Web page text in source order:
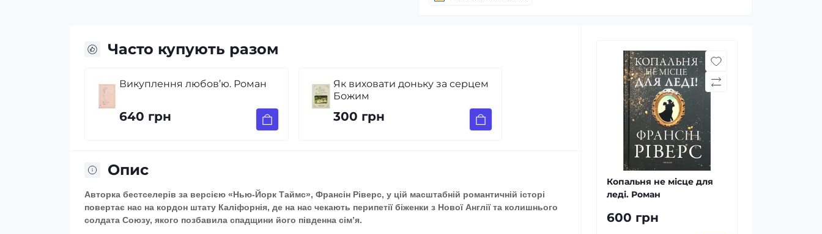
Часто купують разом
Викуплення любов’ю. Роман
640 грн
Як виховати доньку за серцем
Божим
300 грн
Опис
Авторка бестселерів за версією «Нью-Йорк Таймс», Франсін Ріверс, у цій масштабній романтичній історі
повертає нас на кордон штату Каліфорнія, де на нас чекають перипетії біженки з Нової Англії та колишнього
солдата Союзу, якого позбавила спадщини його південна сім’я.
Копальня не місце для
леді. Роман
600 грн